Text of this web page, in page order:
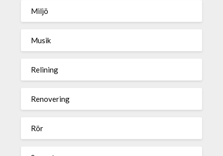
Miljö
Musik
Relining
Renovering
Rör